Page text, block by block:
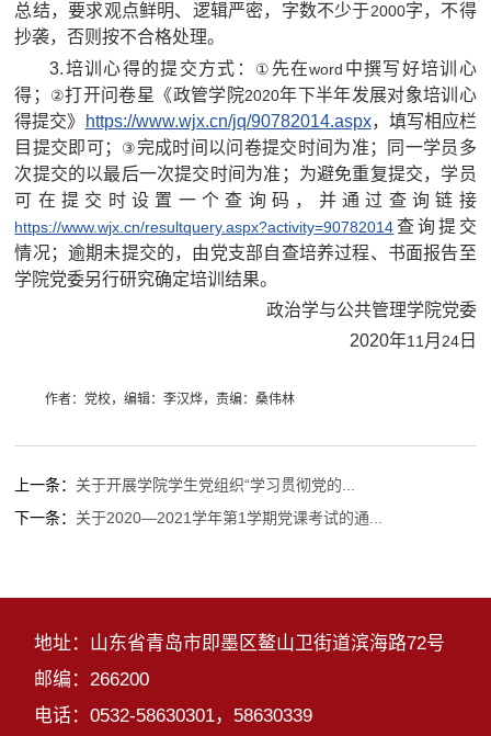
总结，要求观点鲜明、逻辑严密，字数不少于2000字，不得
抄袭，否则按不合格处理。
3.培训心得的提交方式： ① 先在word 中撰写好培训心
得；
②打开问卷星《政管学院2020年下半年发展对象培训心
得提交》
https://www.wjx.cn/jq/90782014.aspx，填写相应栏
目提交即可； ③完成时间以问卷提交时间为准；同一学员多
次提交的以最后一次提交时间为准；为避免重复提交，学员
可在提交时设置一个查询码，并通过查询链接
https://www.wjx.cn/resultquery.aspx?activity=90782014查询提交
情况；逾期未提交的，由党支部自查培养过程、书面报告至
学院党委另行研究确定培训结果。
政治学与公共管理学院党委
2020年11 月 24日
作者：党校，编辑：李汉烨，责编：桑伟林
上一条： 关于开展学院学生党组织“学习贯彻党的...
下一条： 关于2020—2021学年第1学期党课考试的通...
地址：山东省青岛市即墨区鳌山卫街道滨海路72号
邮编：266200
电话：0532-58630301，58630339